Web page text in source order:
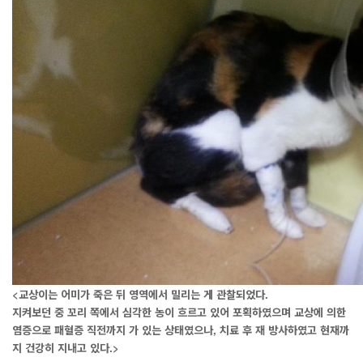
<교상이는 어미가 죽은 뒤 영역에서 밀리는 게 관찰되었다.
지켜보던 중 꼬리 쪽에서 심각한 농이 흐르고 있어 포획하였으며 교상에 의한
염증으로 패혈증 직전까지 가 있는 상태였으나, 치료 후 재 방사하였고 현재까
지 건강히 지내고 있다.>